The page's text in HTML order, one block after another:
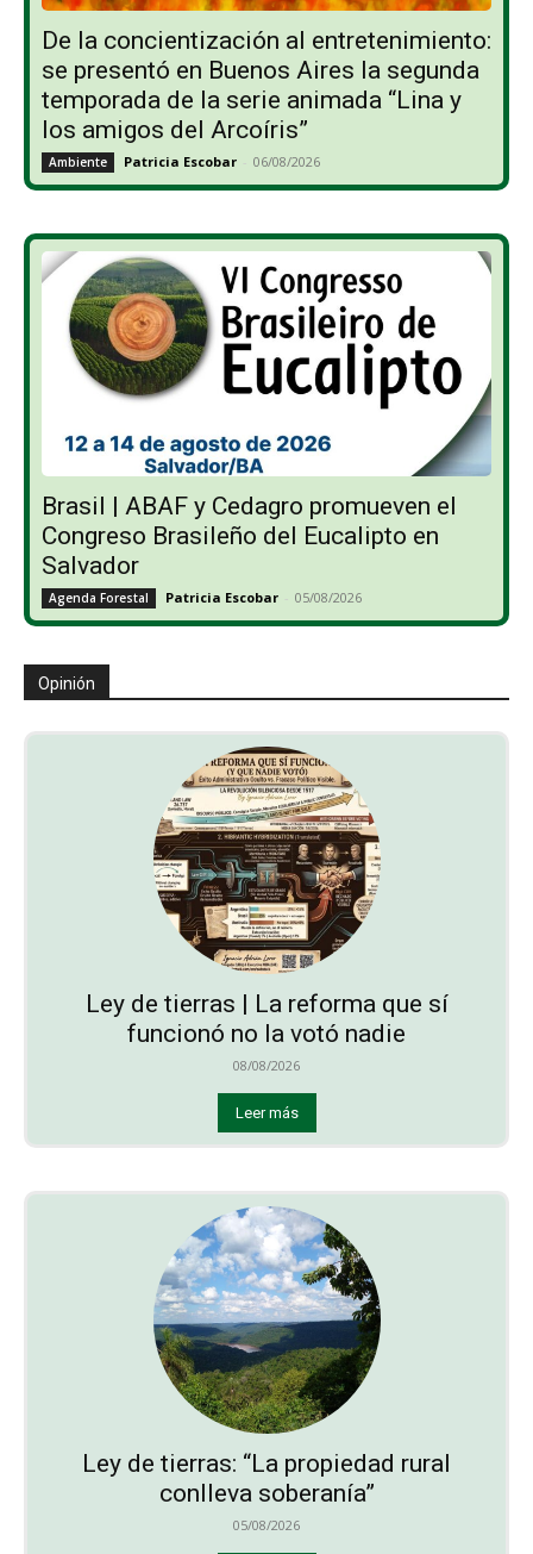
De la concientización al entretenimiento:
se presentó en Buenos Aires la segunda
temporada de la serie animada “Lina y
los amigos del Arcoíris”
Ambiente Patricia Escobar - 06/08/2026
Brasil | ABAF y Cedagro promueven el
Congreso Brasileño del Eucalipto en
Salvador
Agenda Forestal Patricia Escobar - 05/08/2026
Opinión
Ley de tierras | La reforma que sí
funcionó no la votó nadie
08/08/2026
Leer más
Ley de tierras: “La propiedad rural
conlleva soberanía”
05/08/2026